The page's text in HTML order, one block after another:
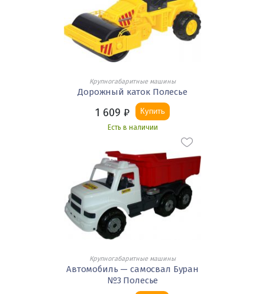
Крупногабаритные машины
Дорожный каток Полесье
1 609 ₽ Купить
Есть в наличии
Крупногабаритные машины
Автомобиль — самосвал Буран
№3 Полесье